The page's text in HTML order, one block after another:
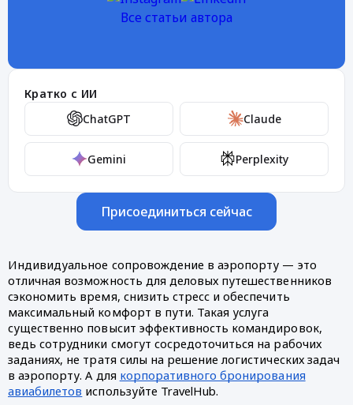
Все статьи автора
Кратко с ИИ
ChatGPT
Claude
Gemini Perplexity
Присоединиться сейчас
Индивидуальное сопровождение в аэропорту — это
отличная возможность для деловых путешественников
сэкономить время, снизить стресс и обеспечить
максимальный комфорт в пути. Такая услуга
существенно повысит эффективность командировок,
ведь сотрудники смогут сосредоточиться на рабочих
заданиях, не тратя силы на решение логистических задач
в аэропорту. А для корпоративного бронирования
авиабилетов используйте TravelHub.